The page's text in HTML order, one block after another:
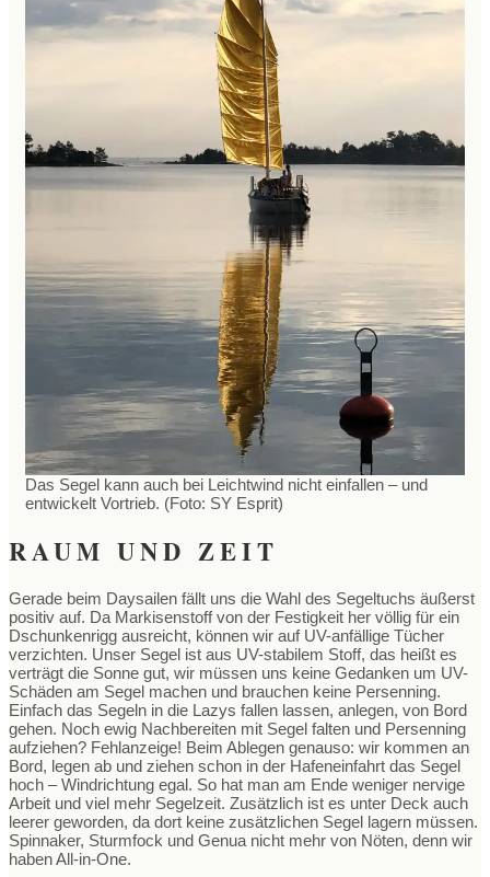
Das Segel kann auch bei Leichtwind nicht einfallen – und
entwickelt Vortrieb. (Foto: SY Esprit)
RAUM UND ZEIT
Gerade beim Daysailen fällt uns die Wahl des Segeltuchs äußerst
positiv auf. Da Markisenstoff von der Festigkeit her völlig für ein
Dschunkenrigg ausreicht, können wir auf UV-anfällige Tücher
verzichten. Unser Segel ist aus UV-stabilem Stoff, das heißt es
verträgt die Sonne gut, wir müssen uns keine Gedanken um UV-
Schäden am Segel machen und brauchen keine Persenning.
Einfach das Segeln in die Lazys fallen lassen, anlegen, von Bord
gehen. Noch ewig Nachbereiten mit Segel falten und Persenning
aufziehen? Fehlanzeige! Beim Ablegen genauso: wir kommen an
Bord, legen ab und ziehen schon in der Hafeneinfahrt das Segel
hoch – Windrichtung egal. So hat man am Ende weniger nervige
Arbeit und viel mehr Segelzeit. Zusätzlich ist es unter Deck auch
leerer geworden, da dort keine zusätzlichen Segel lagern müssen.
Spinnaker, Sturmfock und Genua nicht mehr von Nöten, denn wir
haben All-in-One.